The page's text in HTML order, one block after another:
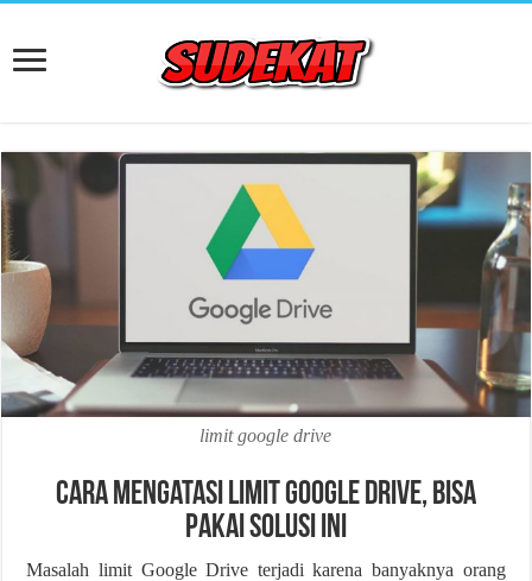
limit google drive
Cara Mengatasi Limit Google Drive, Bisa
Pakai Solusi Ini
Masalah limit Google Drive terjadi karena banyaknya orang